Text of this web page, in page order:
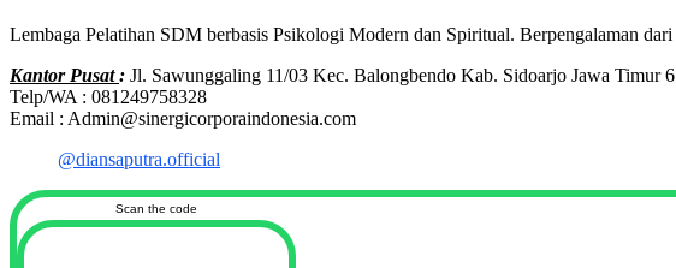
Lembaga Pelatihan SDM berbasis Psikologi Modern dan Spiritual. Berpengalaman
Kantor Pusat: Jl. Sawunggaling 11/03 Kec. Balongbendo Kab. Sidoarjo Jawa Timur
Telp/WA : 081249758328
Email : Admin@sinergicorporaindonesia.com
@diansaputra.official
Scan the code